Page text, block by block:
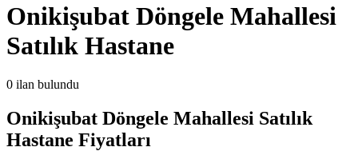
Onikişubat Döngele Mahallesi
Satılık Hastane
0 ilan bulundu
Onikişubat Döngele Mahallesi Satılık
Hastane Fiyatları